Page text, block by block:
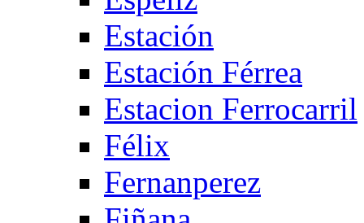
Estación
Estación Férrea
Estacion Ferrocarril
Félix
Fernanperez